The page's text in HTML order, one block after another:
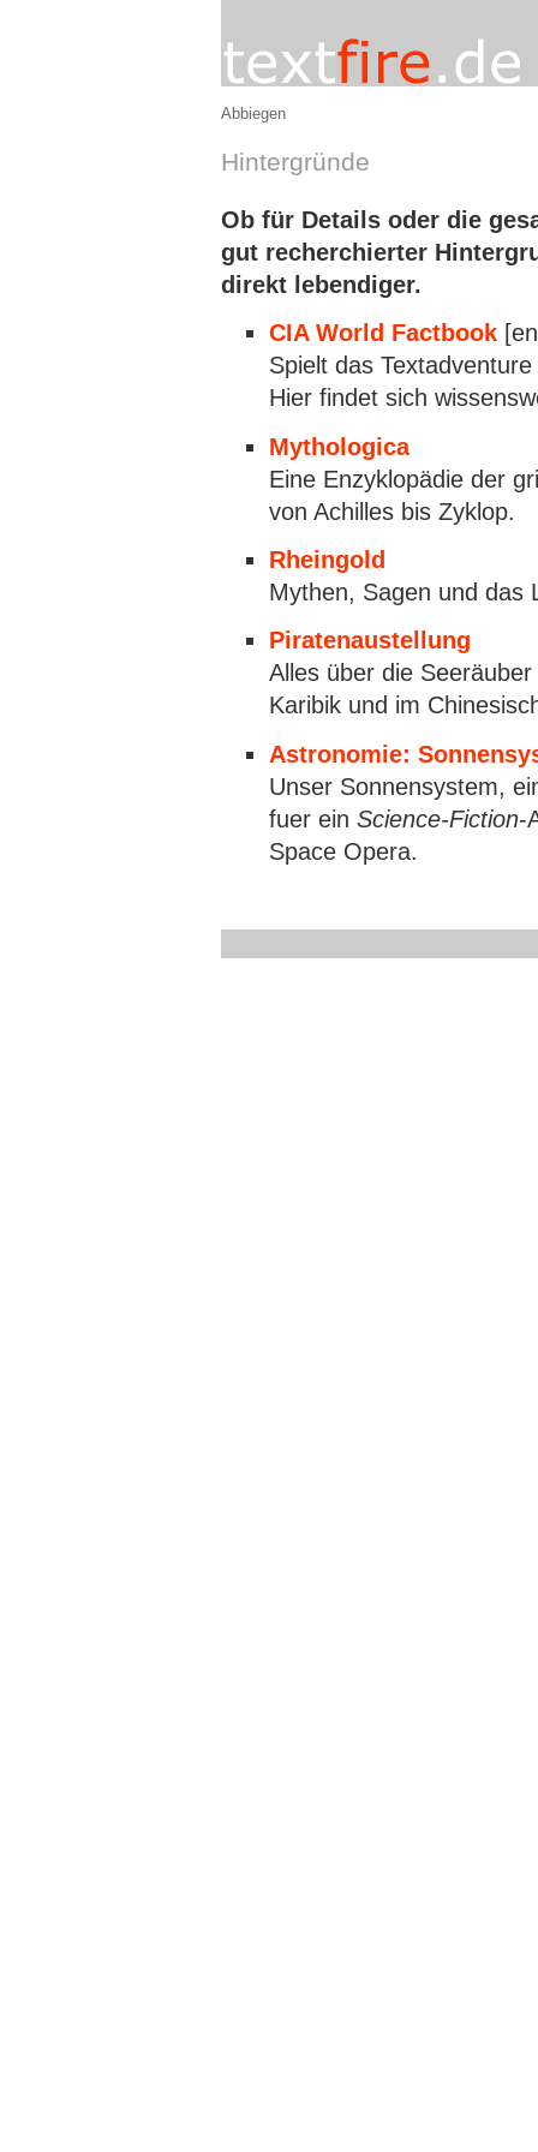
Abbiegen
Hintergründe
Ob für Details oder die
gut recherchierter
direkt lebendiger.
CIA World Factbook
Spielt das
Hier findet sich
Mythologica
Eine Enzyklopädie der
von Achilles bis Zyklop.
Rheingold
Mythen, Sagen und das
Piratenaustellung
Alles über die
Karibik und im
Astronomie:
Unser Sonnensystem,
fuer ein Science-Fiction-
Space Opera.